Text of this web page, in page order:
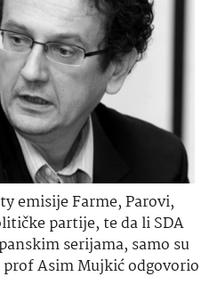
emisije Farme, Parovi,
partije, te da li SDA
serijama, samo su
Asim Mujkić odgovorio